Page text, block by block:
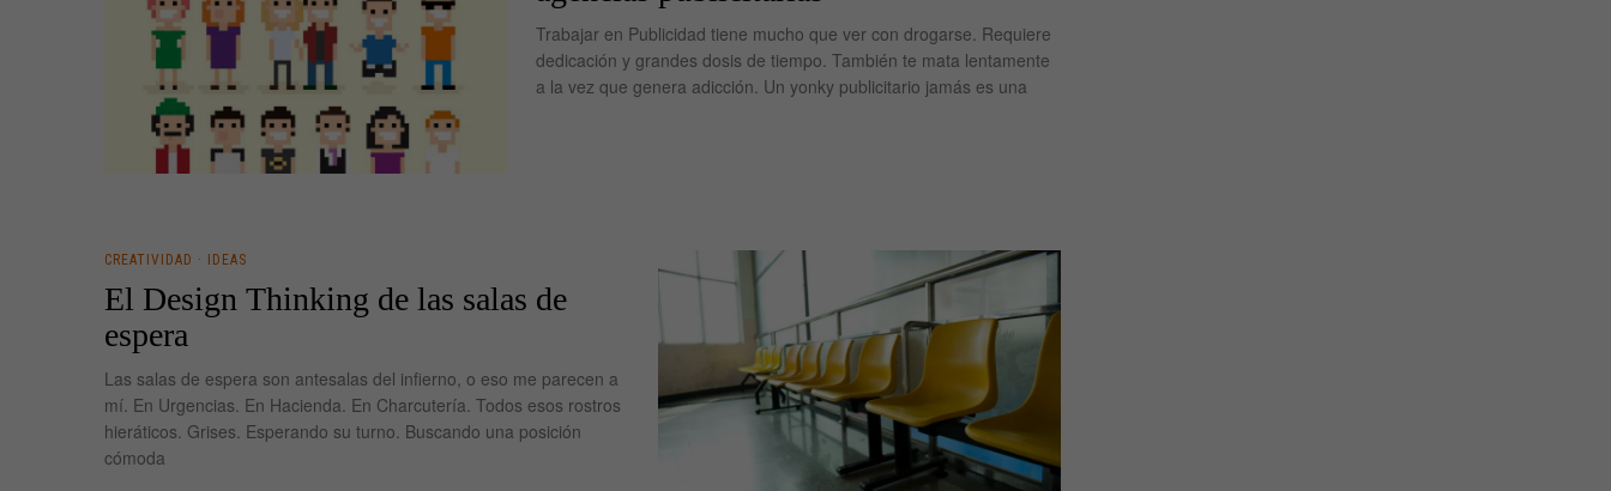
Trabajar en Publicidad tiene mucho que ver con drogarse. Requiere
dedicación y grandes dosis de tiempo. También te mata lentamente
a la vez que genera adicción. Un yonky publicitario jamás es una
CREATIVIDAD · IDEAS
El Design Thinking de las salas de
espera
Las salas de espera son antesalas del infierno, o eso me parecen a
mí. En Urgencias. En Hacienda. En Charcutería. Todos esos rostros
hieráticos. Grises. Esperando su turno. Buscando una posición
cómoda